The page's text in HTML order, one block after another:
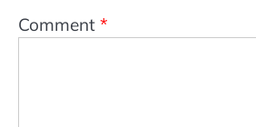
Comment *